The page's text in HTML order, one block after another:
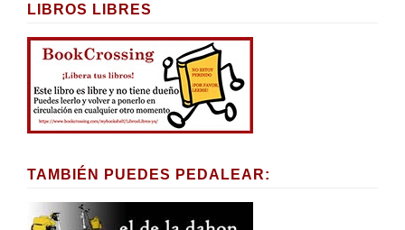
LIBROS LIBRES
TAMBIÉN PUEDES PEDALEAR: